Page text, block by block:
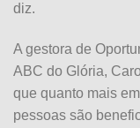
diz.
A gestora de
ABC do Glória,
que quanto mais
pessoas são